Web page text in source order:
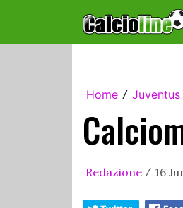
Home / Juventus
Redazione / 16